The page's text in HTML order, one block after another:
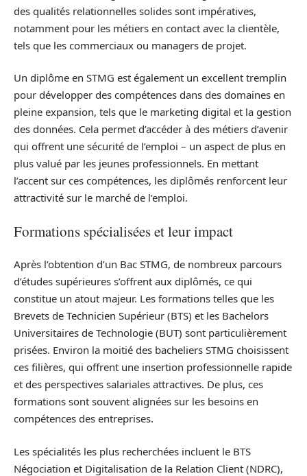
des qualités relationnelles solides sont impératives,
notamment pour les métiers en contact avec la clientèle,
tels que les commerciaux ou managers de projet.
Un diplôme en STMG est également un excellent tremplin
pour développer des compétences dans des domaines en
pleine expansion, tels que le marketing digital et la gestion
des données. Cela permet d’accéder à des métiers d’avenir
qui offrent une sécurité de l’emploi – un aspect de plus en
plus valué par les jeunes professionnels. En mettant
l’accent sur ces compétences, les diplômés renforcent leur
attractivité sur le marché de l’emploi.
Formations spécialisées et leur impact
Après l’obtention d’un Bac STMG, de nombreux parcours
d’études supérieures s’offrent aux diplômés, ce qui
constitue un atout majeur. Les formations telles que les
Brevets de Technicien Supérieur (BTS) et les Bachelors
Universitaires de Technologie (BUT) sont particulièrement
prisées. Environ la moitié des bacheliers STMG choisissent
ces filières, qui offrent une insertion professionnelle rapide
et des perspectives salariales attractives. De plus, ces
formations sont souvent alignées sur les besoins en
compétences des entreprises.
Les spécialités les plus recherchées incluent le BTS
Négociation et Digitalisation de la Relation Client (NDRC),